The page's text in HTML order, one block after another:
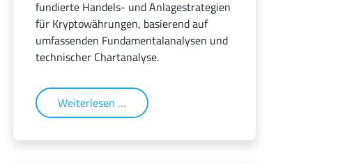
fundierte Handels- und Anlagestrategien
für Kryptowährungen, basierend auf
umfassenden Fundamentalanalysen und
technischer Chartanalyse.
Weiterlesen …